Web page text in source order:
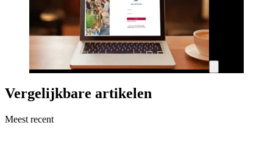
Vergelijkbare artikelen
Meest recent